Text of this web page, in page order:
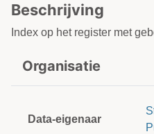
Beschrijving
Index op het register met
Organisatie
Data-eigenaar